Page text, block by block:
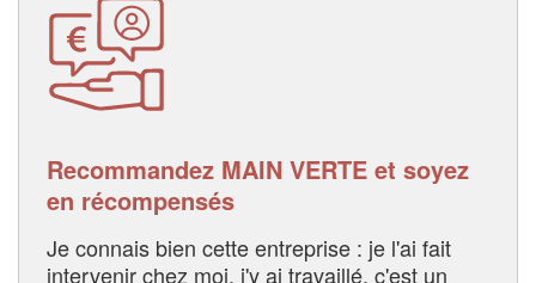
Recommandez MAIN VERTE et soyez
en récompensés
Je connais bien cette entreprise : je l'ai fait
intervenir chez moi, j'y ai travaillé, c'est un